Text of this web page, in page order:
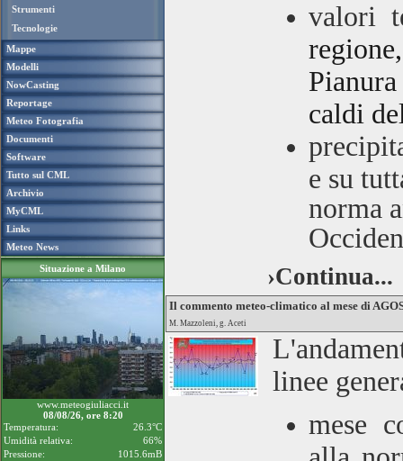
Strumenti
Tecnologie
Mappe
Modelli
NowCasting
Reportage
Meteo Fotografia
Documenti
Software
Tutto sul CML
Archivio
MyCML
Links
Meteo News
Situazione a Milano
www.meteogiuliacci.it
08/08/26, ore 8:20
Temperatura:
26.3°C
Umidità relativa:
66%
Pressione:
1015.6mB
valori
caldi
e su
norma
›Continua...
Il commento meteo-climatico al mese di
M. Mazzoleni, g. Aceti
linee
mese